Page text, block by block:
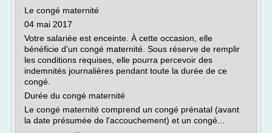
Le congé maternité
04 mai 2017
Votre salariée est enceinte. À cette occasion, elle
bénéficie d'un congé maternité. Sous réserve de remplir
les conditions requises, elle pourra percevoir des
indemnités journalières pendant toute la durée de ce
congé.
Durée du congé maternité
Le congé maternité comprend un congé prénatal (avant
la date présumée de l'accouchement) et un congé...